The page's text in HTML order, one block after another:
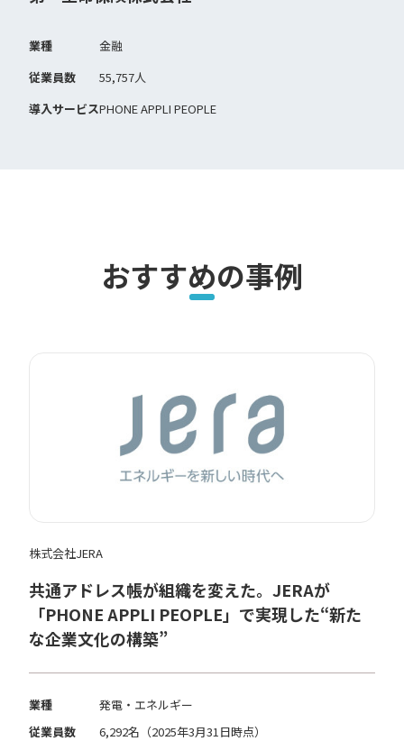
業種
金融
従業員数
55,757人
導入サービスPHONE APPLI PEOPLE
おすすめの事例
株式会社JERA
共通アドレス帳が組織を変えた。JERAが
「PHONE APPLI PEOPLE」で実現した“新た
な企業文化の構築”
業種
発電・エネルギー
従業員数
6,292名（2025年3月31日時点）